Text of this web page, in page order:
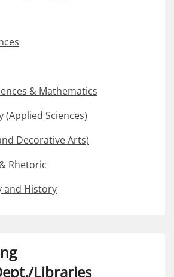
& Mathematics
(Applied Sciences)
Decorative Arts)
Rhetoric
and History
Libraries